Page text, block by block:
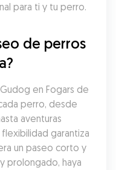
para ti y tu perro.
de perros
en Fogars de
perro, desde
aventuras
garantiza
un paseo corto y
prolongado, haya